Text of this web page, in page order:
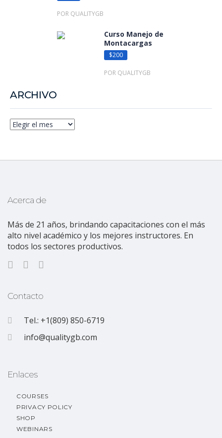
POR QUALITYGB
Curso Manejo de
Montacargas
$200
POR QUALITYGB
ARCHIVO
Archivo
Acerca de
Más de 21 años, brindando capacitaciones con el más
alto nivel académico y los mejores instructores. En
todos los sectores productivos.
Contacto
Tel.: +1(809) 850-6719
info@qualitygb.com
Enlaces
COURSES
PRIVACY POLICY
SHOP
WEBINARS